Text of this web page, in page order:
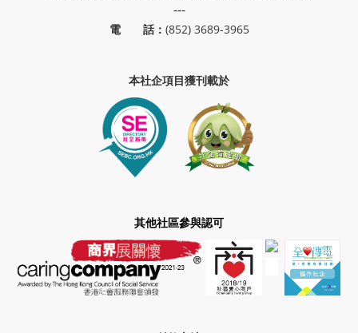
---
電 話： (852) 3689-3965
本社企項目獲刊載於
其他社區參與認可